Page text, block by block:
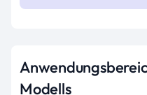
Modells